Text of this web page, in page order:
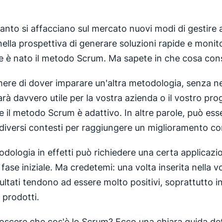
si affacciano sul mercato nuovi modi di gestire
prospettiva di generare soluzioni rapide e
è nato il metodo Scrum. Ma sapete in che cosa
di dover imparare un'altra metodologia, senza
davvero utile per la vostra azienda o il vostro
il metodo Scrum è adattivo. In altre parole, può
contesti per raggiungere un miglioramento
in effetti può richiedere una certa
iniziale. Ma credetemi: una volta inserita nella
tendono ad essere molto positivi, soprattutto
prodotti.